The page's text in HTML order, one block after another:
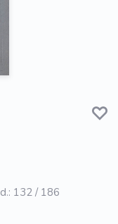
132 / 186